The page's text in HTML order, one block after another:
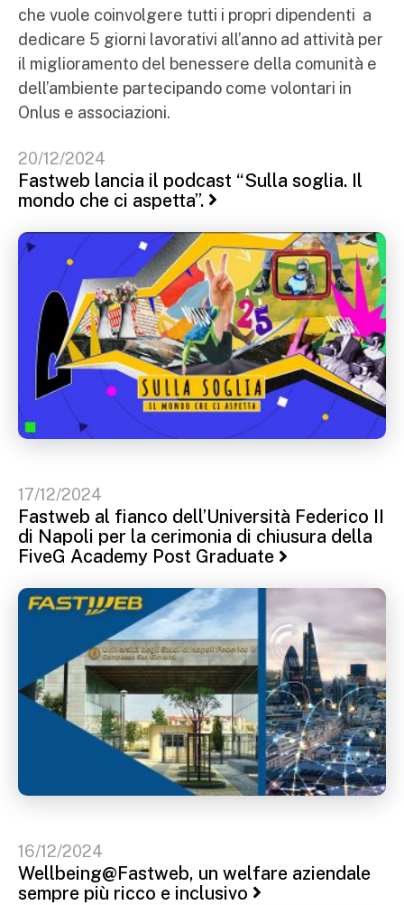
che vuole coinvolgere tutti i propri dipendenti a
dedicare 5 giorni lavorativi all’anno ad attività per
il miglioramento del benessere della comunità e
dell’ambiente partecipando come volontari in
Onlus e associazioni.
20/12/2024
Fastweb lancia il podcast “Sulla soglia. Il
mondo che ci aspetta”.
17/12/2024
Fastweb al fianco dell’Università Federico II
di Napoli per la cerimonia di chiusura della
FiveG Academy Post Graduate
16/12/2024
Wellbeing@Fastweb, un welfare aziendale
sempre più ricco e inclusivo